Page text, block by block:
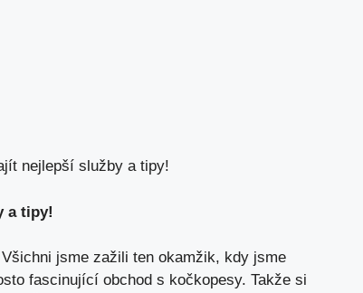
nejlepší služby a tipy!
a ⁢tipy!
jsme zažili ten‍ okamžik, kdy jsme
fascinující obchod​ s kočkopesy. Takže si